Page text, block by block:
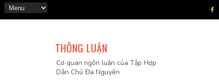
THÔNG LUẬN
Cơ quan ngôn luận của Tập Hợp
Dân Chủ Đa Nguyên